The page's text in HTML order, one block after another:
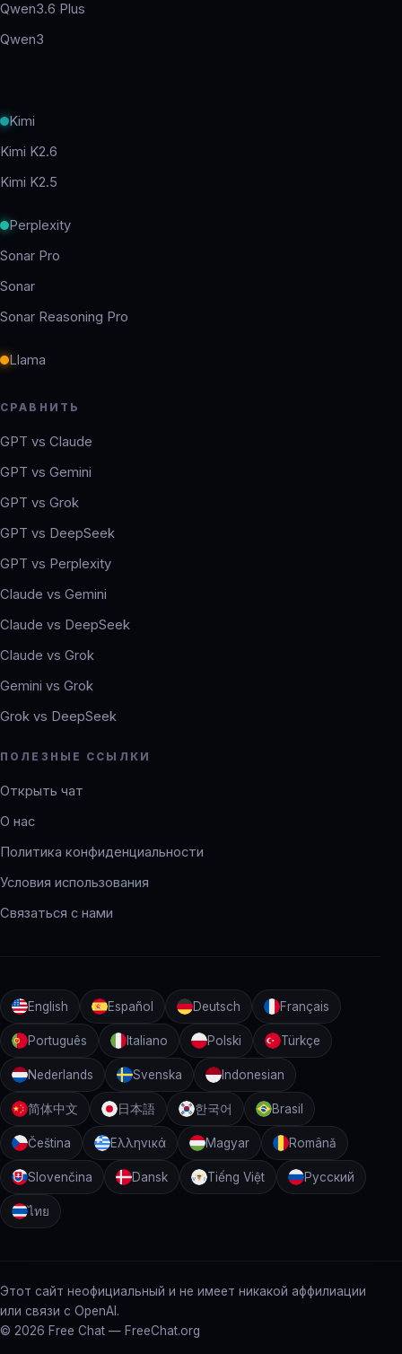
Qwen3.6 Plus
Qwen3
Kimi
Kimi K2.6
Kimi K2.5
Perplexity
Sonar Pro
Sonar
Sonar Reasoning Pro
Llama
СРАВНИТЬ
GPT vs Claude
GPT vs Gemini
GPT vs Grok
GPT vs DeepSeek
GPT vs Perplexity
Claude vs Gemini
Claude vs DeepSeek
Claude vs Grok
Gemini vs Grok
Grok vs DeepSeek
ПОЛЕЗНЫЕ ССЫЛКИ
Открыть чат
О нас
Политика конфиденциальности
Условия использования
Связаться с нами
English Español Deutsch Français
Português Italiano Polski Türkçe
Nederlands Svenska Indonesian
简体中文 日本語 한국어 Brasil
Čeština Ελληνικά Magyar Română
Slovenčina Dansk Tiếng Việt Русский
ไทย
Этот сайт неофициальный и не имеет никакой аффилиации
или связи с OpenAI.
© 2026 Free Chat — FreeChat.org